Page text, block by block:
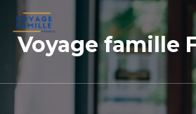
Voyage famille